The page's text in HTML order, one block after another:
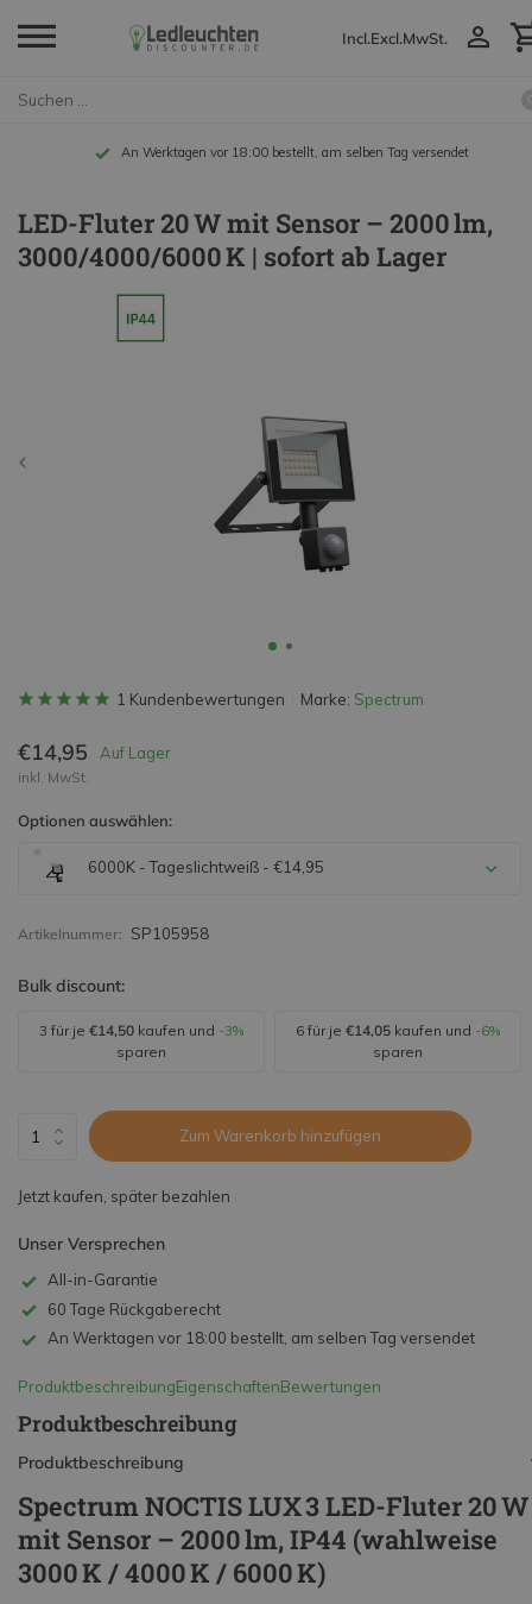
Incl.Excl.MwSt.
An Werktagen vor 18:00 bestellt, am selben Tag versendet
LED-Fluter 20 W mit Sensor – 2000 lm,
3000/4000/6000 K | sofort ab Lager
1 Kundenbewertungen Marke: Spectrum
€14,95 Auf Lager
inkl. MwSt.
Optionen auswählen:
6000K - Tageslichtweiß - €14,95
Artikelnummer: SP105958
Bulk discount:
3 für je €14,50 kaufen und -3%
sparen
6 für je €14,05 kaufen und -6%
sparen
Zum Warenkorb hinzufügen
Jetzt kaufen, später bezahlen
Unser Versprechen
All-in-Garantie
60 Tage Rückgaberecht
An Werktagen vor 18:00 bestellt, am selben Tag versendet
ProduktbeschreibungEigenschaftenBewertungen
Produktbeschreibung
Produktbeschreibung
Spectrum NOCTIS LUX 3 LED-Fluter 20 W
mit Sensor – 2000 lm, IP44 (wahlweise
3000 K / 4000 K / 6000 K)